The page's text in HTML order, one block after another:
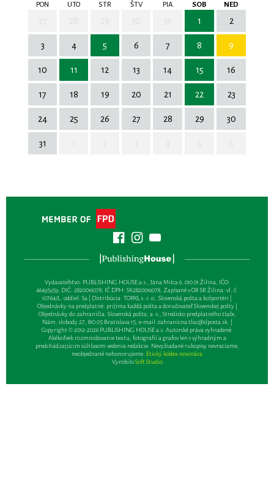
PON UTO STR ŠTV PIA SOB NED
1 2
3 4 5 6 7 8 9
10 11 12 13 14 15 16
17 18 19 20 21 22 23
24 25 26 27 28 29 30
31
Vydavateľsťvo: PUBLISHING HOUSE a.s., Jána Milca 6, 010 01 Žilina, IČO:
46495959, DIČ: 2820016078, IČ DPH: SK2820016078, Zapísané v OR SR Žilina: vl. č.
10764/L, oddiel: Sa | Distribúcia: TOPAS, s. r. o., Slovenská pošta a kolportéri |
Objednávky na predplatné: prijíma každá pošta a doručovateľ Slovenskej pošty |
Objednávky do zahraničia: Slovenská pošta, a. s., Stredisko predplatného tlače,
Nám. slobody 27, 810 05 Bratislava 15, e-mail:zahranicna.tlac@slposta.sk. |
Copyright © 2012-2026 PUBLISHING HOUSE a.s. Autorské práva vyhradené.
Akékoľvek rozmnožovanie textu, fotografií a grafov len s výhradným a
predchádzajúcim súhlasom vedenia redakcie. Nevyžiadané rukopisy nevraciame,
neobjednané nehonorujeme. Etický kódex novinára
VyrobiloSoft Studio